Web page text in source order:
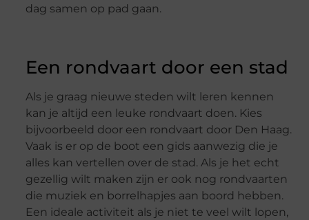
dag samen op pad gaan.
Een rondvaart door een stad
Als je graag nieuwe steden wilt leren kennen
kan je altijd een leuke rondvaart doen. Kies
bijvoorbeeld door een rondvaart door Den Haag.
Vaak is er op de boot een gids aanwezig die je
alles kan vertellen over de stad. Als je het echt
gezellig wilt maken zijn er ook nog rondvaarten
die muziek en borrelhapjes aan boord hebben.
Een ideale activiteit als je niet te veel wilt lopen,